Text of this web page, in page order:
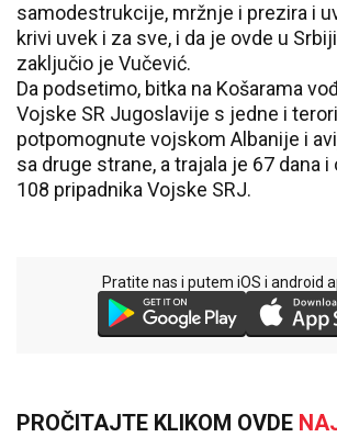
samodestrukcije, mržnje i prezira i
krivi uvek i za sve, i da je ovde u
zaključio je Vučević.
Da podsetimo, bitka na Košarama
Vojske SR Jugoslavije s jedne i
potpomognute vojskom Albanije i
sa druge strane, a trajala je 67 dana
108 pripadnika Vojske SRJ.
Pratite nas i putem iOS i android
PROČITAJTE KLIKOM OVDE